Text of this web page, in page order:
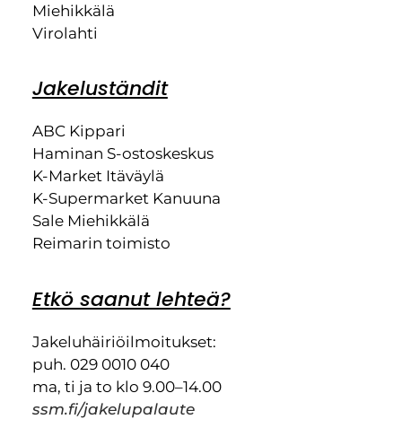
Miehikkälä
Virolahti
Jakeluständit
ABC Kippari
Haminan S-ostoskeskus
K-Market Itäväylä
K-Supermarket Kanuuna
Sale Miehikkälä
Reimarin toimisto
Etkö saanut lehteä?
Jakeluhäiriöilmoitukset:
puh. 029 0010 040
ma, ti ja to klo 9.00–14.00
ssm.fi/jakelupalaute